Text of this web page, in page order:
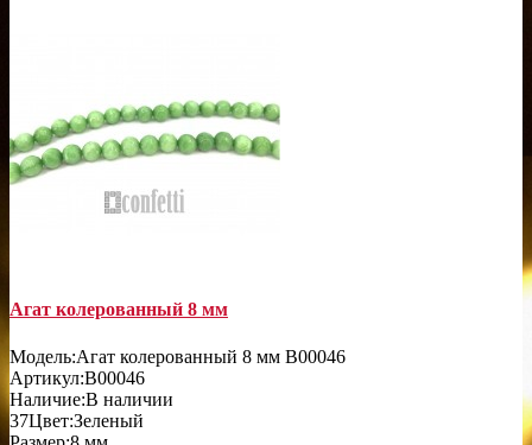
Агат колерованный 8 мм
Модель:Агат колерованный 8 мм B00046
Артикул:B00046
Наличие:В наличии
37Цвет:Зеленый